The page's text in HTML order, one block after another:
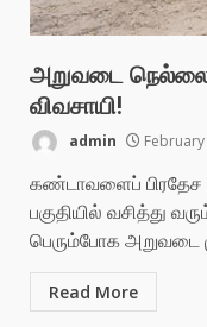
அறுவடை
விவசாயி!
admin
கண்டாவளைப் பிரதேச
பகுதியில் வசித்து
பெரும்போக அறுவடை
Read More